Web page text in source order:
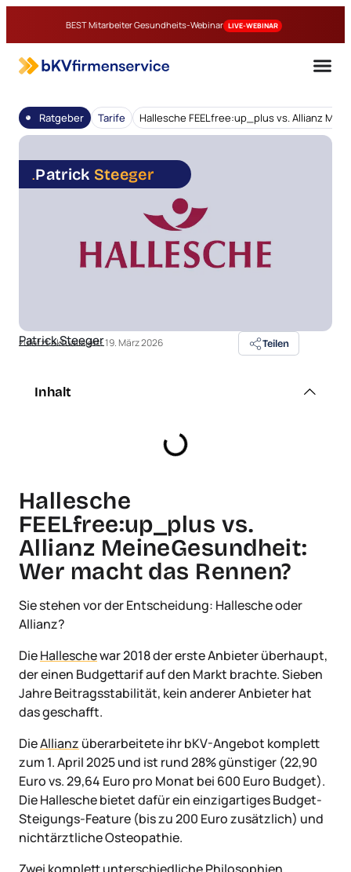
BEST Mitarbeiter Gesundheits-Webinar LIVE-WEBINAR
Ratgeber Tarife Hallesche FEELfree:up_plus vs. Allianz
.Patrick Steeger
Patrick Steeger
zuletzt aktualisiert:19. März 2026 Teilen
Inhalt
Hallesche
FEELfree:up_plus vs.
Allianz MeineGesundheit:
Wer macht das Rennen?
Sie stehen vor der Entscheidung: Hallesche oder
Allianz?
DieHalleschewar 2018 der erste Anbieter überhaupt,
der einen Budgettarif auf den Markt brachte. Sieben
Jahre Beitragsstabilität, kein anderer Anbieter hat
das geschafft.
DieAllianz überarbeitete ihr bKV-Angebot komplett
zum 1. April 2025 und ist rund 28% günstiger (22,90
Euro vs. 29,64 Euro pro Monat bei 600 Euro Budget).
Die Hallesche bietet dafür ein einzigartiges Budget-
Steigungs-Feature (bis zu 200 Euro zusätzlich) und
nichtärztliche Osteopathie.